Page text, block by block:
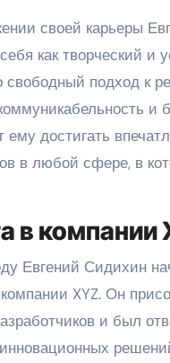
своей карьеры
как творческий и
свободный подход к
и
ему достигать
в любой сфере, в
в компании
Евгений Сидихин
XYZ. Он
и был